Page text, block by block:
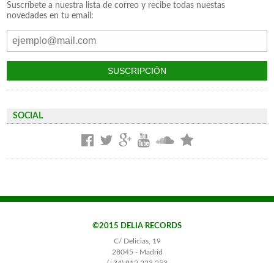
Suscríbete a nuestra lista de correo y recibe todas nuestas
novedades en tu email:
SOCIAL
©2015 DELIA RECORDS
C/ Delicias, 19
28045 - Madrid